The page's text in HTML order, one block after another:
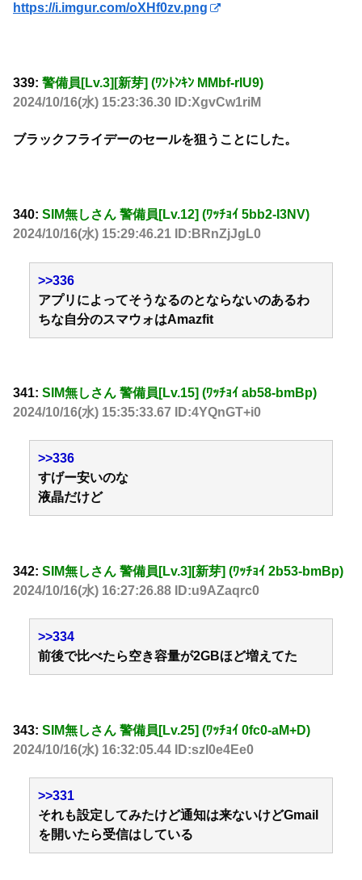
https://i.imgur.com/oXHf0zv.png
339: 警備員[Lv.3][新芽] (ﾜﾝﾄﾝｷﾝ MMbf-rIU9)
2024/10/16(水) 15:23:36.30 ID:XgvCw1riM
ブラックフライデーのセールを狙うことにした。
340: SIM無しさん 警備員[Lv.12] (ﾜｯﾁｮｲ 5bb2-I3NV)
2024/10/16(水) 15:29:46.21 ID:BRnZjJgL0
>>336
アプリによってそうなるのとならないのあるわ
ちな自分のスマウォはAmazfit
341: SIM無しさん 警備員[Lv.15] (ﾜｯﾁｮｲ ab58-bmBp)
2024/10/16(水) 15:35:33.67 ID:4YQnGT+i0
>>336
すげー安いのな
液晶だけど
342: SIM無しさん 警備員[Lv.3][新芽] (ﾜｯﾁｮｲ 2b53-bmBp)
2024/10/16(水) 16:27:26.88 ID:u9AZaqrc0
>>334
前後で比べたら空き容量が2GBほど増えてた
343: SIM無しさん 警備員[Lv.25] (ﾜｯﾁｮｲ 0fc0-aM+D)
2024/10/16(水) 16:32:05.44 ID:szI0e4Ee0
>>331
それも設定してみたけど通知は来ないけどGmail
を開いたら受信はしている